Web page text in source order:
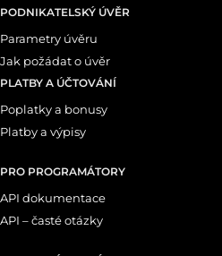
PODNIKATELSKÝ ÚVĚR
Parametry úvěru
Jak požádat o úvěr
PLATBY A ÚČTOVÁNÍ
Poplatky a bonusy
Platby a výpisy
PRO PROGRAMÁTORY
API dokumentace
API – časté otázky